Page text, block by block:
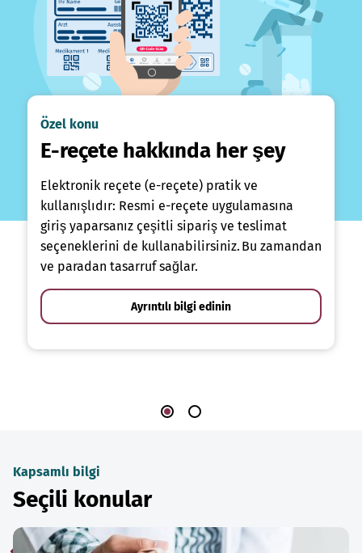
Özel konu
E-reçete hakkında her şey
Elektronik reçete (e-reçete) pratik ve
kullanışlıdır: Resmi e-reçete uygulamasına
giriş yaparsanız çeşitli sipariş ve teslimat
seçeneklerini de kullanabilirsiniz. Bu zamandan
ve paradan tasarruf sağlar.
Ayrıntılı bilgi edinin
Kapsamlı bilgi
Seçili konular